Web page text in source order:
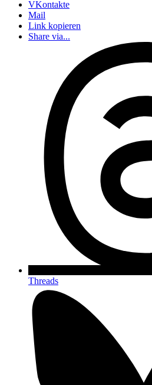
VKontakte
Mail
Link kopieren
Share via...
Threads